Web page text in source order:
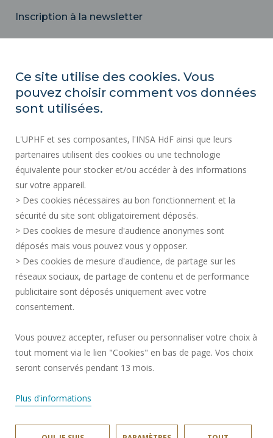
Inscription à la newsletter
ACTES RÉGLEMENTAIRES
MARCHÉS PUBLICS
MENTIONS LÉGALES
ESPACE PRESSE
RECRUTEMENTS
PLAN DU SITE
DONNÉES PERSONNELLES
ACCESSIBILITÉ
Rejoignez-nous!
Ce site utilise des cookies. Vous
pouvez choisir comment vos données
sont utilisées.
L'UPHF et ses composantes, l'INSA HdF ainsi que leurs
partenaires utilisent des cookies ou une technologie
équivalente pour stocker et/ou accéder à des informations
sur votre appareil.
> Des cookies nécessaires au bon fonctionnement et la
sécurité du site sont obligatoirement déposés.
> Des cookies de mesure d'audience anonymes sont
déposés mais vous pouvez vous y opposer.
> Des cookies de mesure d'audience, de partage sur les
réseaux sociaux, de partage de contenu et de performance
publicitaire sont déposés uniquement avec votre
consentement.
Vous pouvez accepter, refuser ou personnaliser votre choix à
tout moment via le lien "Cookies" en bas de page. Vos choix
seront conservés pendant 13 mois.
Plus d'informations